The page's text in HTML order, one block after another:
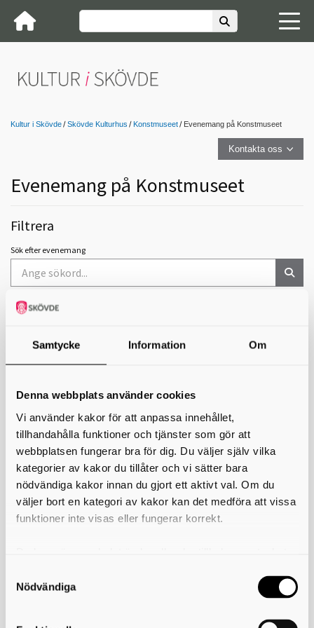
Samtycke Information Om
Denna webbplats använder cookies
Vi använder kakor för att anpassa innehållet,
tillhandahålla funktioner och tjänster som gör att
webbplatsen fungerar bra för dig. Du väljer själv vilka
kategorier av kakor du tillåter och vi sätter bara
nödvändiga kakor innan du gjort ett aktivt val. Om du
väljer bort en kategori av kakor kan det medföra att vissa
funktioner inte visas eller fungerar korrekt.
användning av kakor som du hittar längst ner på sidan
Nödvändiga
Kultur i Skövde Skövde Kulturhus Konstmuseet Evenemang på Konstmuseet
Kontakta oss
Evenemang på Konstmuseet
Filtrera
Sök efter evenemang
Visa evenemang från och med:
Visarfrån och med
Återställ filter
Visar20avträffar
VISA FLER